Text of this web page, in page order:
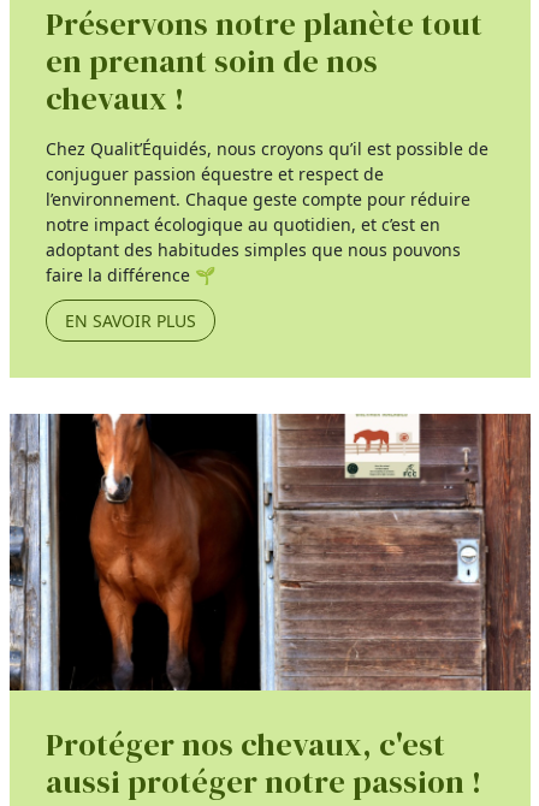
Préservons notre planète tout
en prenant soin de nos
chevaux !
Chez Qualit’Équidés, nous croyons qu’il est possible de
conjuguer passion équestre et respect de
l’environnement. Chaque geste compte pour réduire
notre impact écologique au quotidien, et c’est en
adoptant des habitudes simples que nous pouvons
faire la différence 🌱
EN SAVOIR PLUS
Protéger nos chevaux, c'est
aussi protéger notre passion !